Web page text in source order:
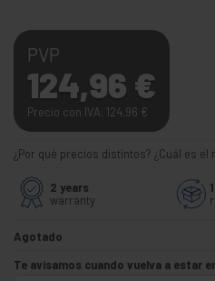
PVP
124,96 €
Precio con IVA: 124,96 €
¿Por qué precios distintos? ¿Cuál es el
2 years
warranty
Agotado
Te avisamos cuando vuelva a estar